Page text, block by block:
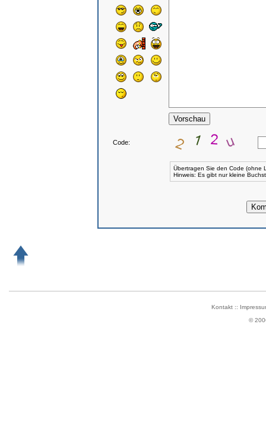
Code:
Übertragen Sie den Code (ohne
Hinweis: Es gibt nur kleine
Kontakt::
©